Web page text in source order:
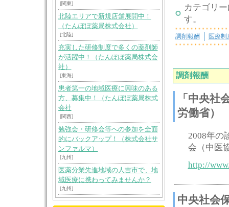
[関東]
北陸エリアで新規店舗展開中！
（たんぽぽ薬局株式会社）
[北陸]
充実した研修制度で多くの薬剤師
が活躍中！（たんぽぽ薬局株式会
社）
[東海]
患者第一の地域医療に興味のある
方、募集中！（たんぽぽ薬局株式
会社
[関西]
勉強会・研修会等への参加を全面
的にバックアップ！（株式会社サ
ンファルマ）
[九州]
医薬分業先進地域の人吉市で、地
域医療に携わってみませんか？
[九州]
カテゴリ
す。
調剤報酬 医療制
調剤報酬
「中央
労働省）
2008年の
会（中医
http://
中央社会